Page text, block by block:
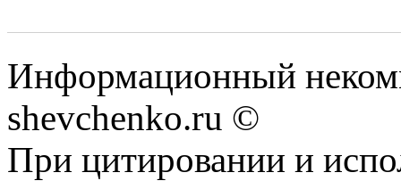
Информационный
shevchenko.ru ©
При цитировании и